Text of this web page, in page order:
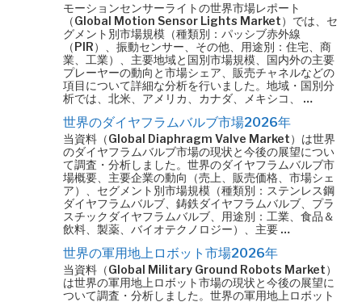
モーションセンサーライトの世界市場レポート
（Global Motion Sensor Lights Market）では、セ
グメント別市場規模（種類別：パッシブ赤外線
（PIR）、振動センサー、その他、用途別：住宅、商
業、工業）、主要地域と国別市場規模、国内外の主要
プレーヤーの動向と市場シェア、販売チャネルなどの
項目について詳細な分析を行いました。地域・国別分
析では、北米、アメリカ、カナダ、メキシコ、 …
世界のダイヤフラムバルブ市場2026年
当資料（Global Diaphragm Valve Market）は世界
のダイヤフラムバルブ市場の現状と今後の展望につい
て調査・分析しました。世界のダイヤフラムバルブ市
場概要、主要企業の動向（売上、販売価格、市場シェ
ア）、セグメント別市場規模（種類別：ステンレス鋼
ダイヤフラムバルブ、鋳鉄ダイヤフラムバルブ、プラ
スチックダイヤフラムバルブ、用途別：工業、食品＆
飲料、製薬、バイオテクノロジー）、主要 …
世界の軍用地上ロボット市場2026年
当資料（Global Military Ground Robots Market）
は世界の軍用地上ロボット市場の現状と今後の展望に
ついて調査・分析しました。世界の軍用地上ロボット